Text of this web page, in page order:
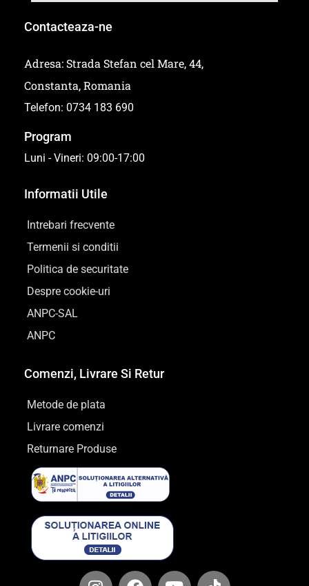
Contacteaza-ne
Adresa: Strada Stefan cel Mare, 44,
Constanta, Romania
Telefon: 0734 183 690
Program
Luni - Vineri: 09:00-17:00
Informatii Utile
Intrebari frecvente
Termenii si conditii
Politica de securitate
Despre cookie-uri
ANPC-SAL
ANPC
Comenzi, Livrare Si Retur
Metode de plata
Livrare comenzi
Returnare Produse